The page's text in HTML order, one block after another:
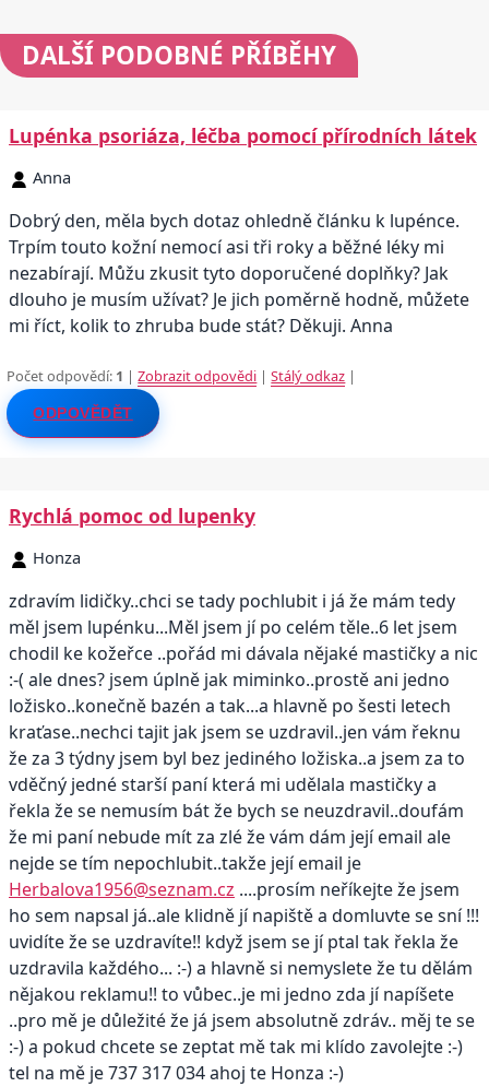
DALŠÍ PODOBNÉ PŘÍBĚHY
Lupénka psoriáza, léčba pomocí přírodních látek
Anna
Dobrý den, měla bych dotaz ohledně článku k lupénce.
Trpím touto kožní nemocí asi tři roky a běžné léky mi
nezabírají. Můžu zkusit tyto doporučené doplňky? Jak
dlouho je musím užívat? Je jich poměrně hodně, můžete
mi říct, kolik to zhruba bude stát? Děkuji. Anna
Počet odpovědí: 1 |Zobrazit odpovědi |Stálý odkaz |
ODPOVĚDĚT
Rychlá pomoc od lupenky
Honza
zdravím lidičky..chci se tady pochlubit i já že mám tedy
měl jsem lupénku...Měl jsem jí po celém těle..6 let jsem
chodil ke kožeřce ..pořád mi dávala nějaké mastičky a nic
:-( ale dnes? jsem úplně jak miminko..prostě ani jedno
ložisko..konečně bazén a tak...a hlavně po šesti letech
kraťase..nechci tajit jak jsem se uzdravil..jen vám řeknu
že za 3 týdny jsem byl bez jediného ložiska..a jsem za to
vděčný jedné starší paní která mi udělala mastičky a
řekla že se nemusím bát že bych se neuzdravil..doufám
že mi paní nebude mít za zlé že vám dám její email ale
nejde se tím nepochlubit..takže její email je
Herbalova1956@seznam.cz ....prosím neříkejte že jsem
ho sem napsal já..ale klidně jí napiště a domluvte se sní !!!
uvidíte že se uzdravíte!! když jsem se jí ptal tak řekla že
uzdravila každého... :-) a hlavně si nemyslete že tu dělám
nějakou reklamu!! to vůbec..je mi jedno zda jí napíšete
..pro mě je důležité že já jsem absolutně zdráv.. měj te se
:-) a pokud chcete se zeptat mě tak mi klído zavolejte :-)
tel na mě je 737 317 034 ahoj te Honza :-)